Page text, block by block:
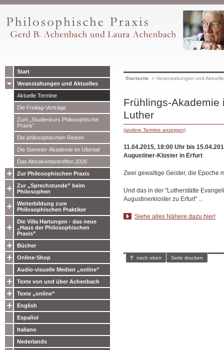
Start
Veranstaltungen und Aktuelles
Aktuelle Termine
Die Freitag-Vorträge
Zum „Studienkurs Philosophische
Praxis”
Die philosophischen Reisen
Die Sommer-Akademie im Ultental
Das Absolvententreffen 2026
Zur Philosophischen Praxis
Zur „Sprechstunde” beim
Philosophen
Weiterbildung zum
Philosophischen Praktiker
Die Villa Hartungen - das neue
„Haus der Philosophischen
Praxis”
Bücher
Online-Shop
Audio-visuelle Medien „online”
Texte von und über Achenbach
Texte „online”
English
Español
Italiano
Nederlands
Startseite » Veranstaltungen und
Frühlings-Akademie
Luther
(andere Termine anzeigen)
11.04.2015, 18:00 Uhr bis
Augustiner-Kloster in Erfurt
Zwei gewaltige Geister, die Epoche
Und das in der "Lutherstätte
Augustinerkloster zu Erfurt" ...
Siehe alles Nähere dazu hier!
nach oben Seite drucken